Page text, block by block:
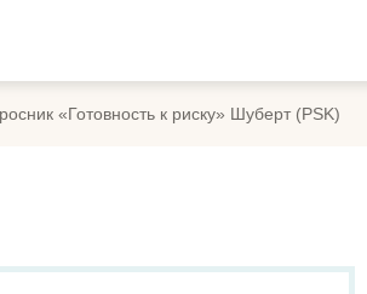
«Готовность к риску» Шуберт (PSK)